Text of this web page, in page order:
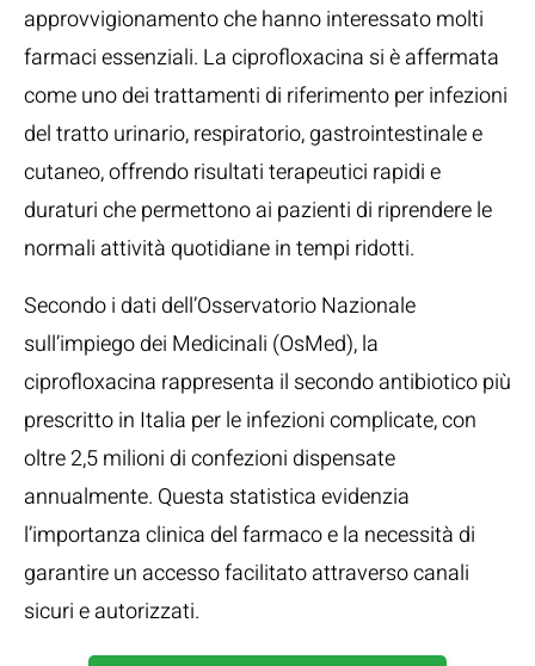
approvvigionamento che hanno interessato molti
farmaci essenziali. La ciprofloxacina si è affermata
come uno dei trattamenti di riferimento per infezioni
del tratto urinario, respiratorio, gastrointestinale e
cutaneo, offrendo risultati terapeutici rapidi e
duraturi che permettono ai pazienti di riprendere le
normali attività quotidiane in tempi ridotti.
Secondo i dati dell’Osservatorio Nazionale
sull’impiego dei Medicinali (OsMed), la
ciprofloxacina rappresenta il secondo antibiotico più
prescritto in Italia per le infezioni complicate, con
oltre 2,5 milioni di confezioni dispensate
annualmente. Questa statistica evidenzia
l’importanza clinica del farmaco e la necessità di
garantire un accesso facilitato attraverso canali
sicuri e autorizzati.